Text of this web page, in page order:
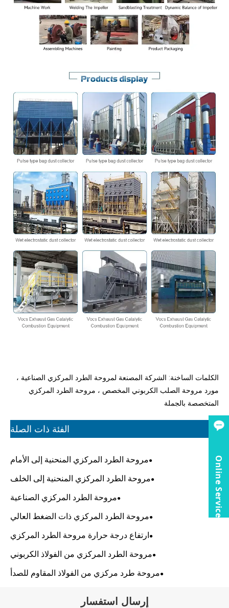
الكلمات الساخنة: الشركة المصنعة لمروحة الطرد المركزي الصناعية ،
مورد مروحة الصلب الكربوني المخصص ، مروحة الطرد المركزي
المتخصصة بالجملة
الفئة ذات الصلة
مروحة الطرد المركزي المنحنية إلى الأمام
مروحة الطرد المركزي المنحنية إلى الخلف
مروحة الطرد المركزي الصناعية
مروحة الطرد المركزي ذات الضغط العالي
ارتفاع درجة حرارة مروحة الطرد المركزي
مروحة الطرد المركزي من الفولاذ الكربوني
مروحة طرد مركزي من الفولاذ المقاوم للصدأ
إرسال استفسار
Online Service